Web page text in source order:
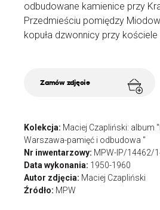
odbudowane kamienice przy
Przedmieściu pomiędzy
kopuła dzwonnicy przy kościele
Zamów zdjęcie
Kolekcja: Maciej Czapliński: album
Warszawa-pamięć i odbudowa "
Nr inwentarzowy: MPW-IP/14462/
Data wykonania: 1950-1960
Autor zdjęcia: Maciej Czapliński
Źródło: MPW